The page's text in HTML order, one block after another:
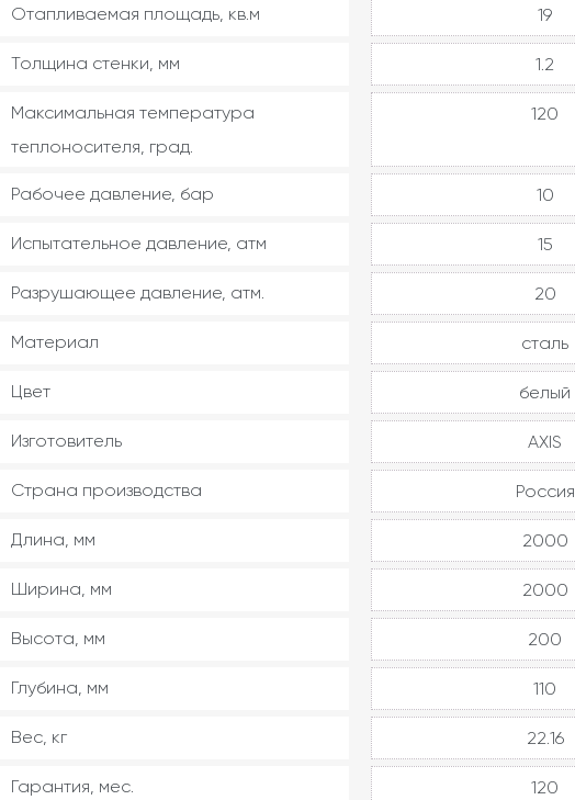
Отапливаемая площадь, кв.м 19
Толщина стенки, мм 1.2
Максимальная температура
теплоносителя, град.
120
Рабочее давление, бар 10
Испытательное давление, атм 15
Разрушающее давление, атм. 20
Материал сталь
Цвет белый
Изготовитель AXIS
Страна производства Россия
Длина, мм 2000
Ширина, мм 2000
Высота, мм 200
Глубина, мм 110
Вес, кг 22.16
Гарантия, мес. 120